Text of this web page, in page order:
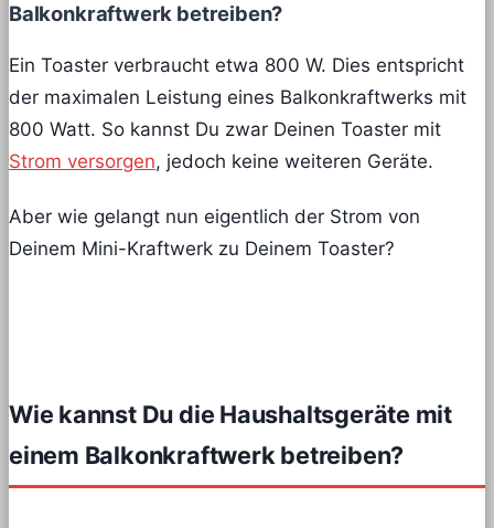
Balkonkraftwerk betreiben?
Ein Toaster verbraucht etwa 800 W. Dies entspricht
der maximalen Leistung eines Balkonkraftwerks mit
800 Watt. So kannst Du zwar Deinen Toaster mit
Strom versorgen, jedoch keine weiteren Geräte.
Aber wie gelangt nun eigentlich der Strom von
Deinem Mini-Kraftwerk zu Deinem Toaster?
Wie kannst Du die Haushaltsgeräte mit
einem Balkonkraftwerk betreiben?